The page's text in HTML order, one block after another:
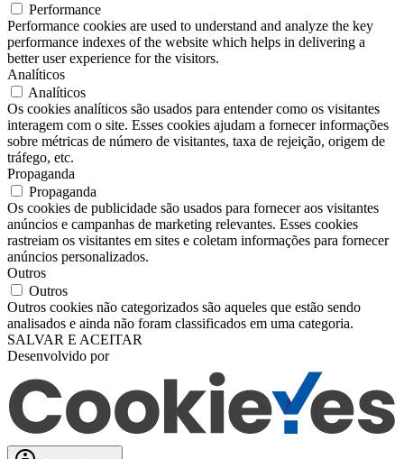
Performance
Performance cookies are used to understand and analyze the key
performance indexes of the website which helps in delivering a
better user experience for the visitors.
Analíticos
Analíticos
Os cookies analíticos são usados ​​para entender como os visitantes
interagem com o site. Esses cookies ajudam a fornecer informações
sobre métricas de número de visitantes, taxa de rejeição, origem de
tráfego, etc.
Propaganda
Propaganda
Os cookies de publicidade são usados ​​para fornecer aos visitantes
anúncios e campanhas de marketing relevantes. Esses cookies
rastreiam os visitantes em sites e coletam informações para fornecer
anúncios personalizados.
Outros
Outros
Outros cookies não categorizados são aqueles que estão sendo
analisados ​​e ainda não foram classificados em uma categoria.
SALVAR E ACEITAR
Desenvolvido por